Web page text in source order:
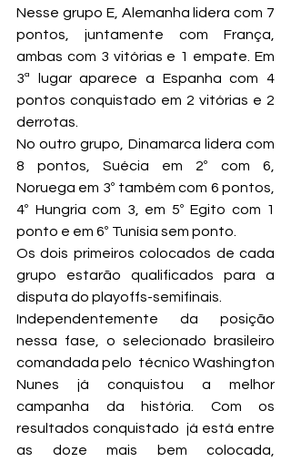
Nesse grupo E, Alemanha lidera com 7
pontos, juntamente com França,
ambas com 3 vitórias e 1 empate. Em
3ª lugar aparece a Espanha com 4
pontos conquistado em 2 vitórias e 2
derrotas.
No outro grupo, Dinamarca lidera com
8 pontos, Suécia em 2º com 6,
Noruega em 3º também com 6 pontos,
4º Hungria com 3, em 5º Egito com 1
ponto e em 6º Tunísia sem ponto.
Os dois primeiros colocados de cada
grupo estarão qualificados para a
disputa do playoffs-semifinais.
Independentemente da posição
nessa fase, o selecionado brasileiro
comandada pelo  técnico Washington
Nunes já conquistou a melhor
campanha da história. Com os
resultados conquistado  já está entre
as doze mais bem colocada,